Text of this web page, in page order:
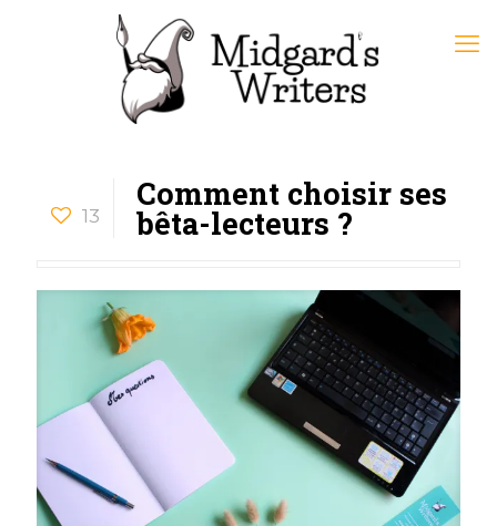
13
Comment choisir ses
bêta-lecteurs ?